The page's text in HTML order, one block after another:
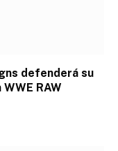
defenderá su
RAW